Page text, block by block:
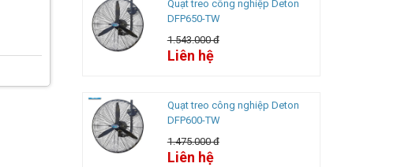
Quạt treo công nghiệp Deton
DFP650-TW
1.543.000 đ
Liên hệ
Quạt treo công nghiệp Deton
DFP600-TW
1.475.000 đ
Liên hệ